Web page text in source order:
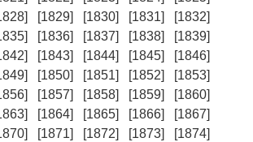
[1829] [1830] [1831]
[1832]
[1836] [1837] [1838]
[1839]
[1843] [1844] [1845]
[1846]
[1850] [1851] [1852]
[1853]
[1857] [1858] [1859]
[1860]
[1864] [1865] [1866]
[1867]
[1871] [1872] [1873]
[1874]